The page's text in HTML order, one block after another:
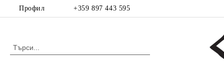
Профил +359 897 443 595